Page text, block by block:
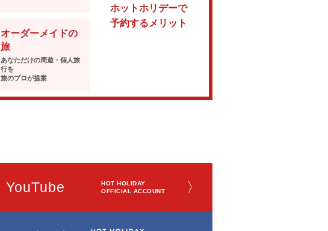
ホットホリデーで
予約するメリット
オーダーメイドの
旅
あなただけの周遊・個人旅
行を
旅のプロが提案
YouTube
HOT HOLIDAY
OFFICIAL ACCOUNT
〉